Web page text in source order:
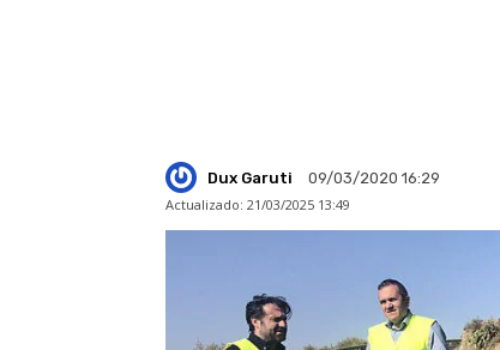
Dux Garuti
09/03/2020 16:29
Actualizado: 21/03/2025 13:49